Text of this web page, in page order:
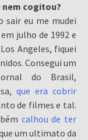
nem cogitou?
sair eu me mudei
julho de 1992 e
Angeles, fiquei
Consegui um
do Brasil,
que era cobrir
de filmes e tal.
calhou de ter
um ultimato da